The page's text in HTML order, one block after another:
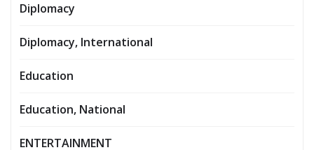
Diplomacy
Diplomacy, International
Education
Education, National
ENTERTAINMENT